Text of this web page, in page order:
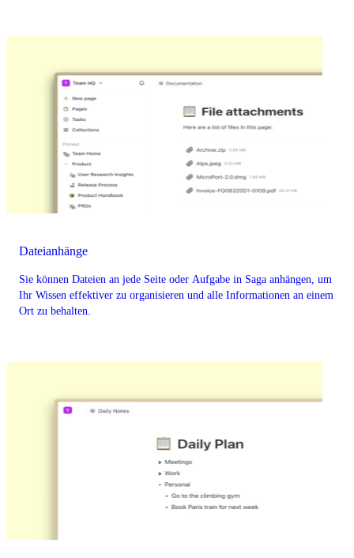
Dateianhänge
Sie können Dateien an jede Seite oder Aufgabe in Saga anhängen, um
Ihr Wissen effektiver zu organisieren und alle Informationen an einem
Ort zu behalten.